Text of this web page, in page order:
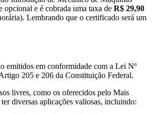
opcional e é cobrada uma taxa de R$ 29,90
Lembrando que o certificado será um
emitidos em conformidade com a Lei Nº
205 e 206 da Constituição Federal.
livres, como os oferecidos pelo Mais
diversas aplicações valiosas, incluindo: